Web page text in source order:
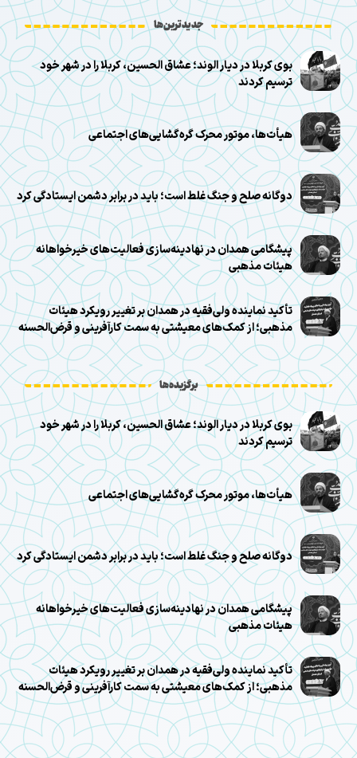
جدیدترین‌ها
بوی کربلا در دیار الوند؛ عشاق الحسین، کربلا را در شهر خود
ترسیم کردند
هیأت‌ها، موتور محرک گره‌گشایی‌های اجتماعی
دوگانه صلح و جنگ غلط است؛ باید در برابر دشمن ایستادگی کرد
پیشگامی همدان در نهادینه‌سازی فعالیت‌های خیرخواهانه
هیئات مذهبی
تأکید نماینده ولی‌فقیه در همدان بر تغییر رویکرد هیئات
مذهبی؛ از کمک‌های معیشتی به سمت کارآفرینی و قرض‌الحسنه
برگزیده‌ها
بوی کربلا در دیار الوند؛ عشاق الحسین، کربلا را در شهر خود
ترسیم کردند
هیأت‌ها، موتور محرک گره‌گشایی‌های اجتماعی
دوگانه صلح و جنگ غلط است؛ باید در برابر دشمن ایستادگی کرد
پیشگامی همدان در نهادینه‌سازی فعالیت‌های خیرخواهانه
هیئات مذهبی
تأکید نماینده ولی‌فقیه در همدان بر تغییر رویکرد هیئات
مذهبی؛ از کمک‌های معیشتی به سمت کارآفرینی و قرض‌الحسنه